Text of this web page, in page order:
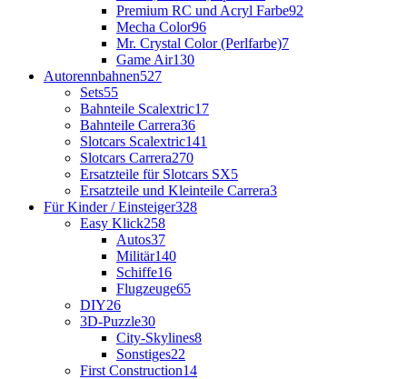
Premium RC und Acryl Farbe92
Mecha Color96
Mr. Crystal Color (Perlfarbe)7
Game Air130
Autorennbahnen527
Sets55
Bahnteile Scalextric17
Bahnteile Carrera36
Slotcars Scalextric141
Slotcars Carrera270
Ersatzteile für Slotcars SX5
Ersatzteile und Kleinteile Carrera3
Für Kinder / Einsteiger328
Easy Klick258
Autos37
Militär140
Schiffe16
Flugzeuge65
DIY26
3D-Puzzle30
City-Skylines8
Sonstiges22
First Construction14